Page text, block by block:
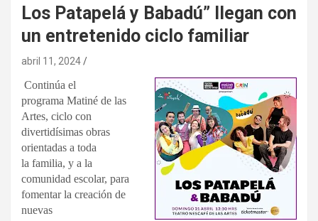
Los Patapelá y Babadú” llegan con
un entretenido ciclo familiar
abril 11, 2024
Continúa el
programa Matiné de las
Artes, ciclo con
divertidísimas obras
orientadas a toda
la familia, y a la
comunidad escolar, para
fomentar la creación de
nuevas